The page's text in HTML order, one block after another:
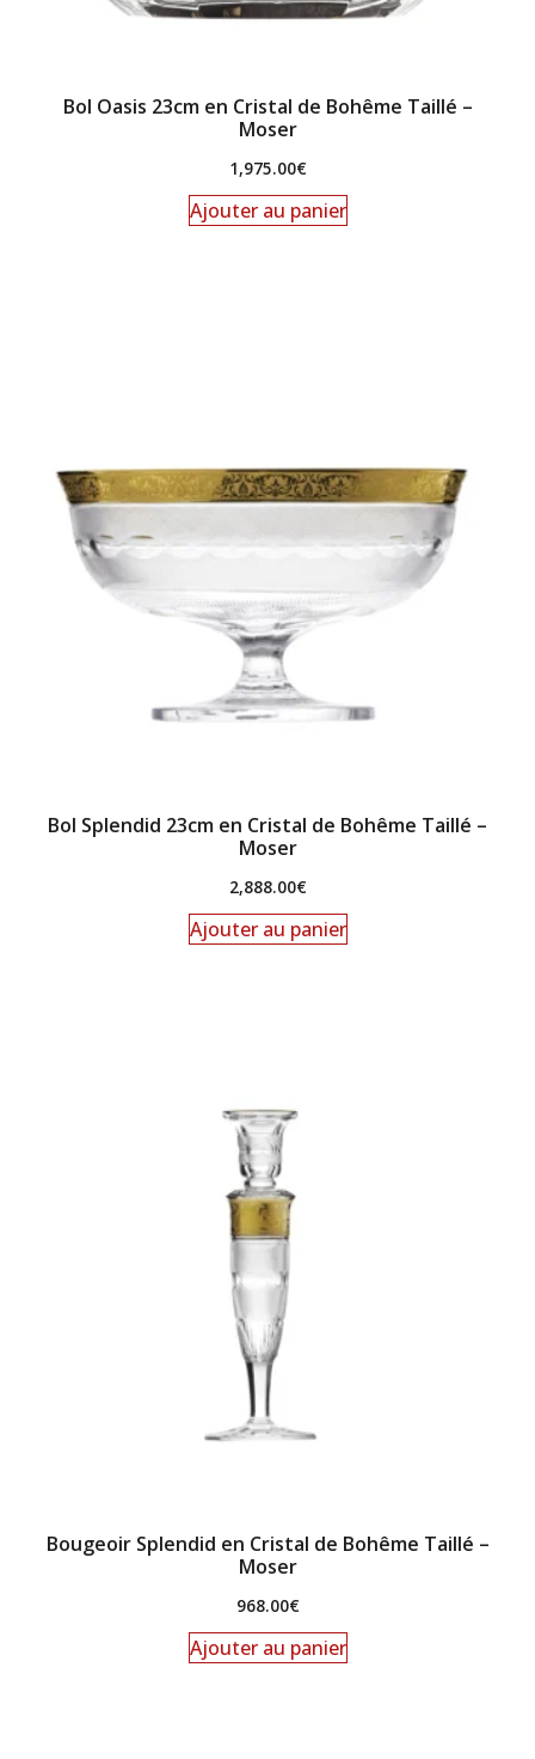
Bol Oasis 23cm en Cristal de Bohême Taillé –
Moser
1,975.00€
Ajouter au panier
Bol Splendid 23cm en Cristal de Bohême Taillé –
Moser
2,888.00€
Ajouter au panier
Bougeoir Splendid en Cristal de Bohême Taillé –
Moser
968.00€
Ajouter au panier